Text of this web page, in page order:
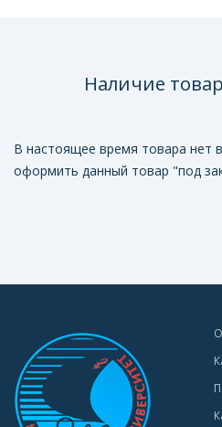
Наличие
В настоящее время товара нет
оформить данный товар "под